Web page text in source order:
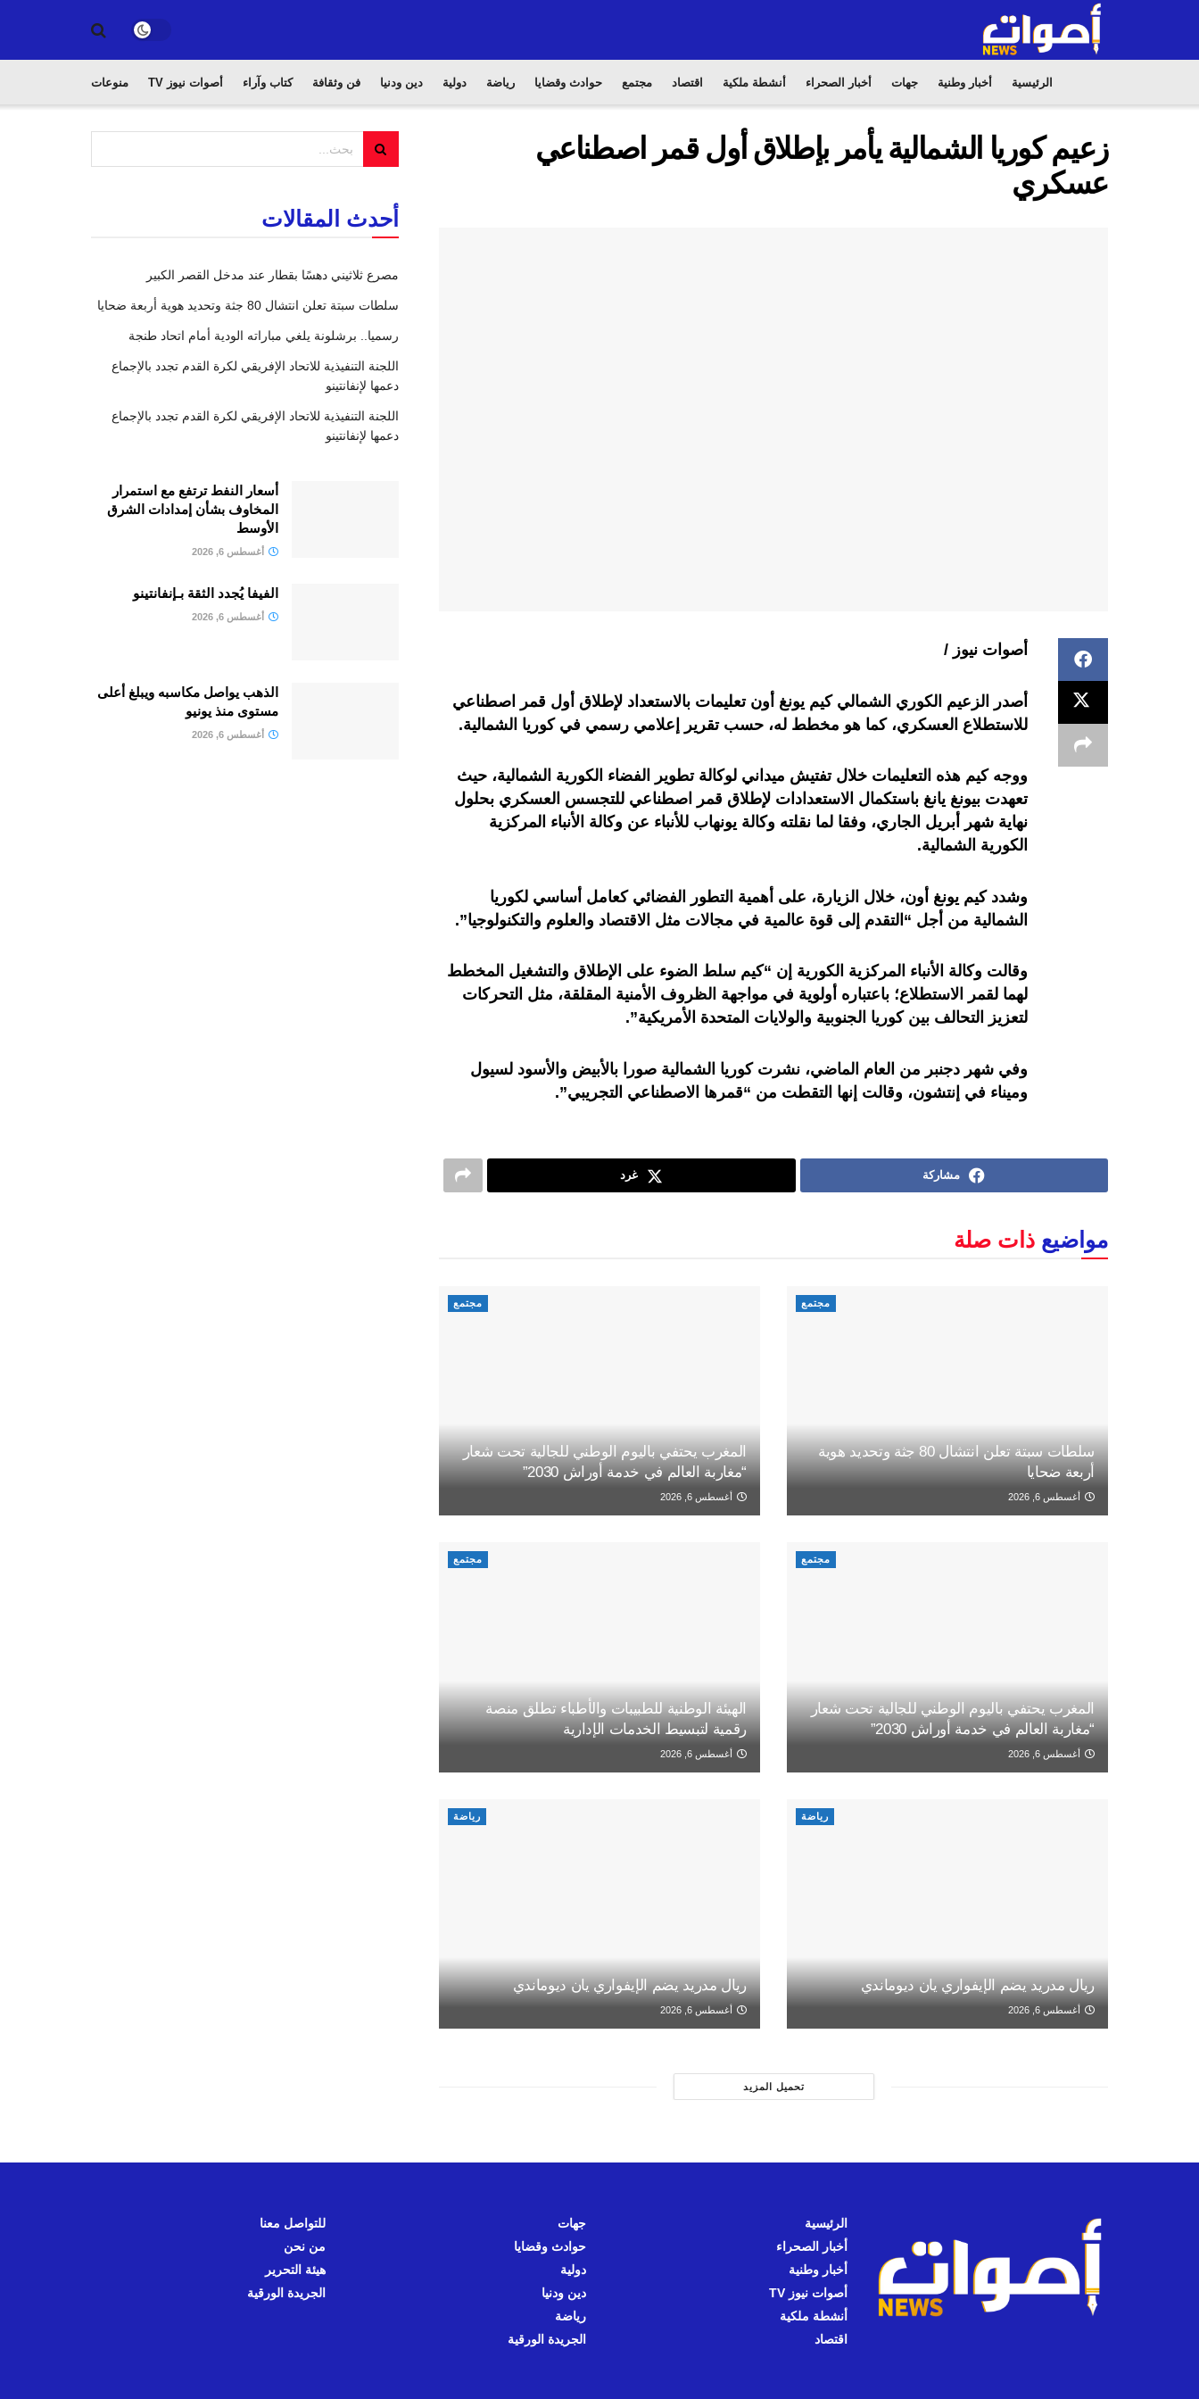
الرئيسية أخبار وطنية جهات أخبار الصحراء أنشطة ملكية اقتصاد مجتمع حوادث وقضايا رياضة دولية دين ودنيا فن وثقافة كتاب وآراء أصوات نيوز TV منوعات
زعيم كوريا الشمالية يأمر بإطلاق أول قمر اصطناعي
عسكري
أصوات نيوز /
أصدر الزعيم الكوري الشمالي كيم يونغ أون تعليمات بالاستعداد لإطلاق أول قمر اصطناعي
للاستطلاع العسكري، كما هو مخطط له، حسب تقرير إعلامي رسمي في كوريا الشمالية.
ووجه كيم هذه التعليمات خلال تفتيش ميداني لوكالة تطوير الفضاء الكورية الشمالية، حيث
تعهدت بيونغ يانغ باستكمال الاستعدادات لإطلاق قمر اصطناعي للتجسس العسكري بحلول
نهاية شهر أبريل الجاري، وفقا لما نقلته وكالة يونهاب للأنباء عن وكالة الأنباء المركزية
الكورية الشمالية.
وشدد كيم يونغ أون، خلال الزيارة، على أهمية التطور الفضائي كعامل أساسي لكوريا
الشمالية من أجل “التقدم إلى قوة عالمية في مجالات مثل الاقتصاد والعلوم والتكنولوجيا”.
وقالت وكالة الأنباء المركزية الكورية إن “كيم سلط الضوء على الإطلاق والتشغيل المخطط
لهما لقمر الاستطلاع؛ باعتباره أولوية في مواجهة الظروف الأمنية المقلقة، مثل التحركات
لتعزيز التحالف بين كوريا الجنوبية والولايات المتحدة الأمريكية”.
وفي شهر دجنبر من العام الماضي، نشرت كوريا الشمالية صورا بالأبيض والأسود لسيول
وميناء في إنتشون، وقالت إنها التقطت من “قمرها الاصطناعي التجريبي”.
مشاركة غرد
مواضيع ذات صلة
مجتمع
سلطات سبتة تعلن انتشال 80 جثة وتحديد هوية
أربعة ضحايا
أغسطس 6, 2026
مجتمع
المغرب يحتفي باليوم الوطني للجالية تحت شعار
“مغاربة العالم في خدمة أوراش 2030”
أغسطس 6, 2026
مجتمع
المغرب يحتفي باليوم الوطني للجالية تحت شعار
“مغاربة العالم في خدمة أوراش 2030”
أغسطس 6, 2026
مجتمع
الهيئة الوطنية للطبيبات والأطباء تطلق منصة
رقمية لتبسيط الخدمات الإدارية
أغسطس 6, 2026
رياضة
ريال مدريد يضم الإيفواري يان ديوماندي
أغسطس 6, 2026
رياضة
ريال مدريد يضم الإيفواري يان ديوماندي
أغسطس 6, 2026
تحميل المزيد
أحدث المقالات
مصرع ثلاثيني دهسًا بقطار عند مدخل القصر الكبير
سلطات سبتة تعلن انتشال 80 جثة وتحديد هوية أربعة ضحايا
رسميا.. برشلونة يلغي مباراته الودية أمام اتحاد طنجة
اللجنة التنفيذية للاتحاد الإفريقي لكرة القدم تجدد بالإجماع
دعمها لإنفانتينو
اللجنة التنفيذية للاتحاد الإفريقي لكرة القدم تجدد بالإجماع
دعمها لإنفانتينو
أسعار النفط ترتفع مع استمرار
المخاوف بشأن إمدادات الشرق
الأوسط
أغسطس 6, 2026
الفيفا يُجدد الثقة بـإنفانتينو
أغسطس 6, 2026
الذهب يواصل مكاسبه ويبلغ أعلى
مستوى منذ يونيو
أغسطس 6, 2026
الرئيسية
أخبار الصحراء
أخبار وطنية
أصوات نيوز TV
أنشطة ملكية
اقتصاد
جهات
حوادث وقضايا
دولية
دين ودنيا
رياضة
الجريدة الورقية
للتواصل معنا
من نحن
هيئة التحرير
الجريدة الورقية